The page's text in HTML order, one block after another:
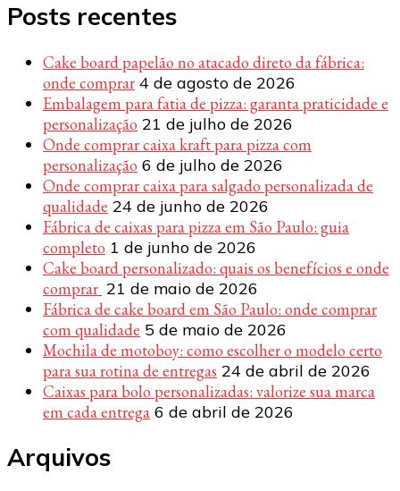
Posts recentes
Cake board papelão no atacado direto da fábrica:
onde comprar 4 de agosto de 2026
Embalagem para fatia de pizza: garanta praticidade e
personalização 21 de julho de 2026
Onde comprar caixa kraft para pizza com
personalização 6 de julho de 2026
Onde comprar caixa para salgado personalizada de
qualidade 24 de junho de 2026
Fábrica de caixas para pizza em São Paulo: guia
completo 1 de junho de 2026
Cake board personalizado: quais os benefícios e onde
comprar 21 de maio de 2026
Fábrica de cake board em São Paulo: onde comprar
com qualidade 5 de maio de 2026
Mochila de motoboy: como escolher o modelo certo
para sua rotina de entregas 24 de abril de 2026
Caixas para bolo personalizadas: valorize sua marca
em cada entrega 6 de abril de 2026
Arquivos